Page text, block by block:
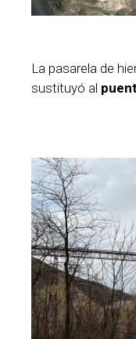
La pasarela de
sustituyó al